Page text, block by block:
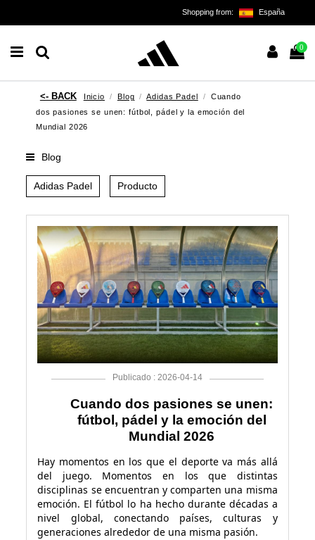
Shopping from: España
0
Inicio Blog Adidas Padel
Cuando
dos pasiones se unen: fútbol, pádel y la emoción del
Mundial 2026
Blog
Adidas Padel Producto
Publicado : 2026-04-14
Cuando dos pasiones se unen:
fútbol, pádel y la emoción del
Mundial 2026
Hay momentos en los que el deporte va más allá
del juego. Momentos en los que distintas
disciplinas se encuentran y comparten una misma
emoción. El fútbol lo ha hecho durante décadas a
nivel global, conectando países, culturas y
generaciones alrededor de una misma pasión.